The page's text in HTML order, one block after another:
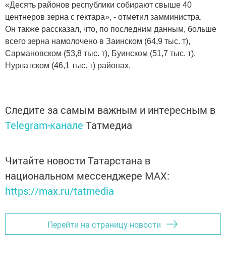
«Десять районов республики собирают свыше 40
центнеров зерна с гектара», - отметил замминистра.
Он также рассказал, что, по последним данным, больше
всего зерна намолочено в Заинском (64,9 тыс. т),
Сармановском (53,8 тыс. т), Буинском (51,7 тыс. т),
Нурлатском (46,1 тыс. т) районах.
Следите за самым важным и интересным в
Telegram-канале Татмедиа
Читайте новости Татарстана в
национальном мессенджере MАХ:
https://max.ru/tatmedia
Перейти на страницу новости